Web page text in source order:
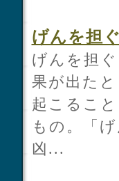
げんを担
げんを担
果が出た
起こるこ
もの。「
凶...